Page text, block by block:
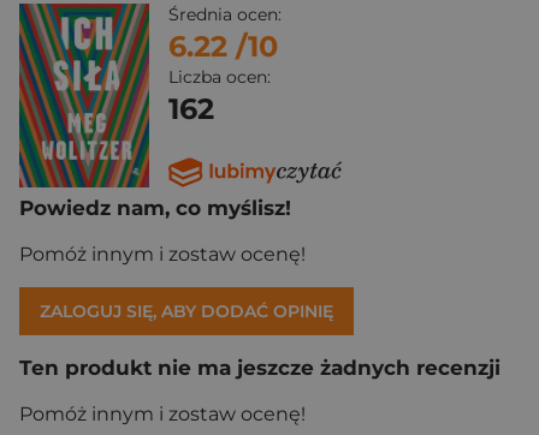
Średnia ocen:
6.22 /10
Liczba ocen:
162
Powiedz nam, co myślisz!
Pomóż innym i zostaw ocenę!
ZALOGUJ SIĘ, ABY DODAĆ OPINIĘ
Ten produkt nie ma jeszcze żadnych recenzji
Pomóż innym i zostaw ocenę!